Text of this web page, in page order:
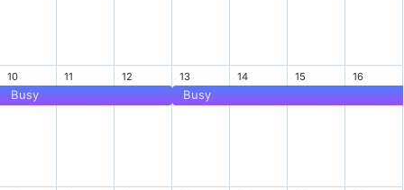
10 11 12 13 14 15 16
Busy Busy